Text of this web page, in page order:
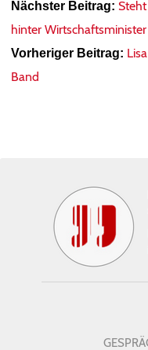
Nächster Beitrag:
hinter Wirtschaftsminister
Vorheriger Beitrag:
Band